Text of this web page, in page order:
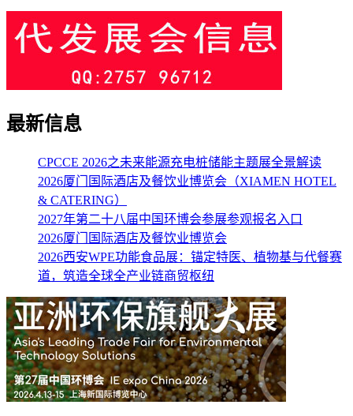
最新信息
CPCCE 2026之未来能源充电桩储能主题展全景解读
2026厦门国际酒店及餐饮业博览会（XIAMEN HOTEL
& CATERING）
2027年第二十八届中国环博会参展参观报名入口
2026厦门国际酒店及餐饮业博览会
2026西安WPE功能食品展：锚定特医、植物基与代餐赛
道，筑造全球全产业链商贸枢纽